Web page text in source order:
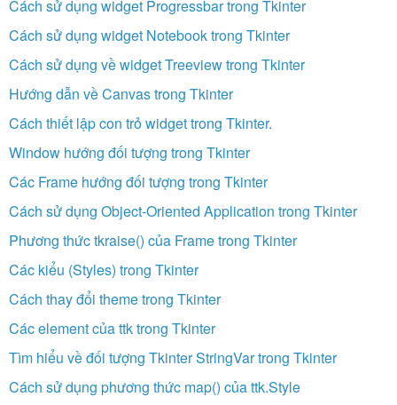
Cách sử dụng widget Progressbar trong Tkinter
Cách sử dụng widget Notebook trong Tkinter
Cách sử dụng về widget Treeview trong Tkinter
Hướng dẫn về Canvas trong Tkinter
Cách thiết lập con trỏ widget trong Tkinter.
Window hướng đối tượng trong Tkinter
Các Frame hướng đối tượng trong Tkinter
Cách sử dụng Object-Oriented Application trong Tkinter
Phương thức tkraise() của Frame trong Tkinter
Các kiểu (Styles) trong Tkinter
Cách thay đổi theme trong Tkinter
Các element của ttk trong Tkinter
Tìm hiểu về đối tượng Tkinter StringVar trong Tkinter
Cách sử dụng phương thức map() của ttk.Style